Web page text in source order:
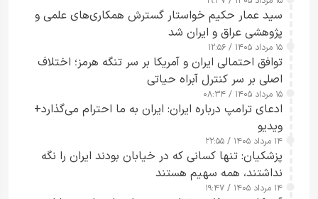
سید عمار حکیم خواستار گسترش همکاری‌های علمی و
پژوهشی عراق و ایران شد
۱۵ مرداد ۱۴۰۵ / ۱۲:۵۶
توافق احتمالی ایران و آمریکا بر سر تنگه هرمز؛ اختلاف
اصلی بر سر کنترل آبراه حیاتی
۱۵ مرداد ۱۴۰۵ / ۰۸:۳۴
ادعای ترامپ درباره ایران: ایران به ما احترام می‌گذارد+
ویدیو
۱۴ مرداد ۱۴۰۵ / ۲۲:۵۵
پزشکیان: تنها کسانی که در خیابان بودند ایران را نگه
نداشتند، همه سهیم هستند
۱۴ مرداد ۱۴۰۵ / ۱۹:۴۷